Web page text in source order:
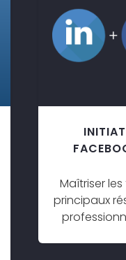
Maîtriser
principaux